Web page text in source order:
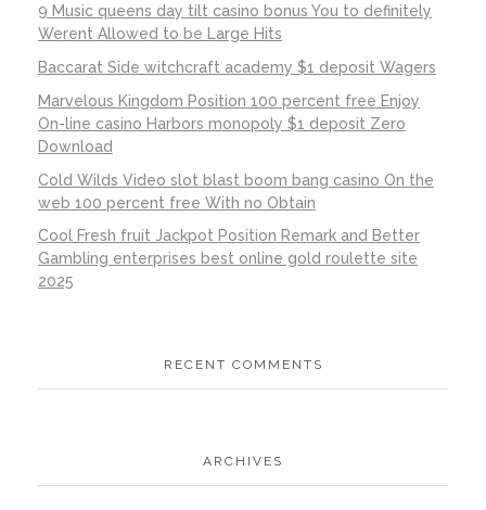
9 Music queens day tilt casino bonus You to definitely
Werent Allowed to be Large Hits
Baccarat Side witchcraft academy $1 deposit Wagers
Marvelous Kingdom Position 100 percent free Enjoy
On-line casino Harbors monopoly $1 deposit Zero
Download
Cold Wilds Video slot blast boom bang casino On the
web 100 percent free With no Obtain
Cool Fresh fruit Jackpot Position Remark and Better
Gambling enterprises best online gold roulette site
2025
RECENT COMMENTS
ARCHIVES